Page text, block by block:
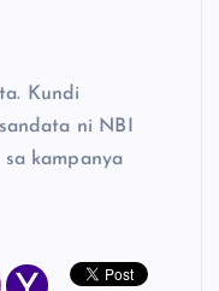
Kundi
ni NBI
sa kampanya